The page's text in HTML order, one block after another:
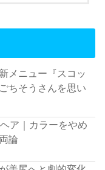
メニュー『スコッ
ちそうさんを思い
ア｜カラーをやめ
論